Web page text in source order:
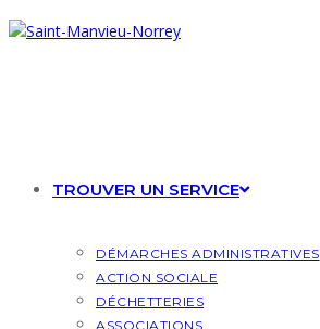
Skip
to
TROUVER UN SERVICE
DÉMARCHES ADMINISTRATIVES
ACTION SOCIALE
DÉCHETTERIES
ASSOCIATIONS